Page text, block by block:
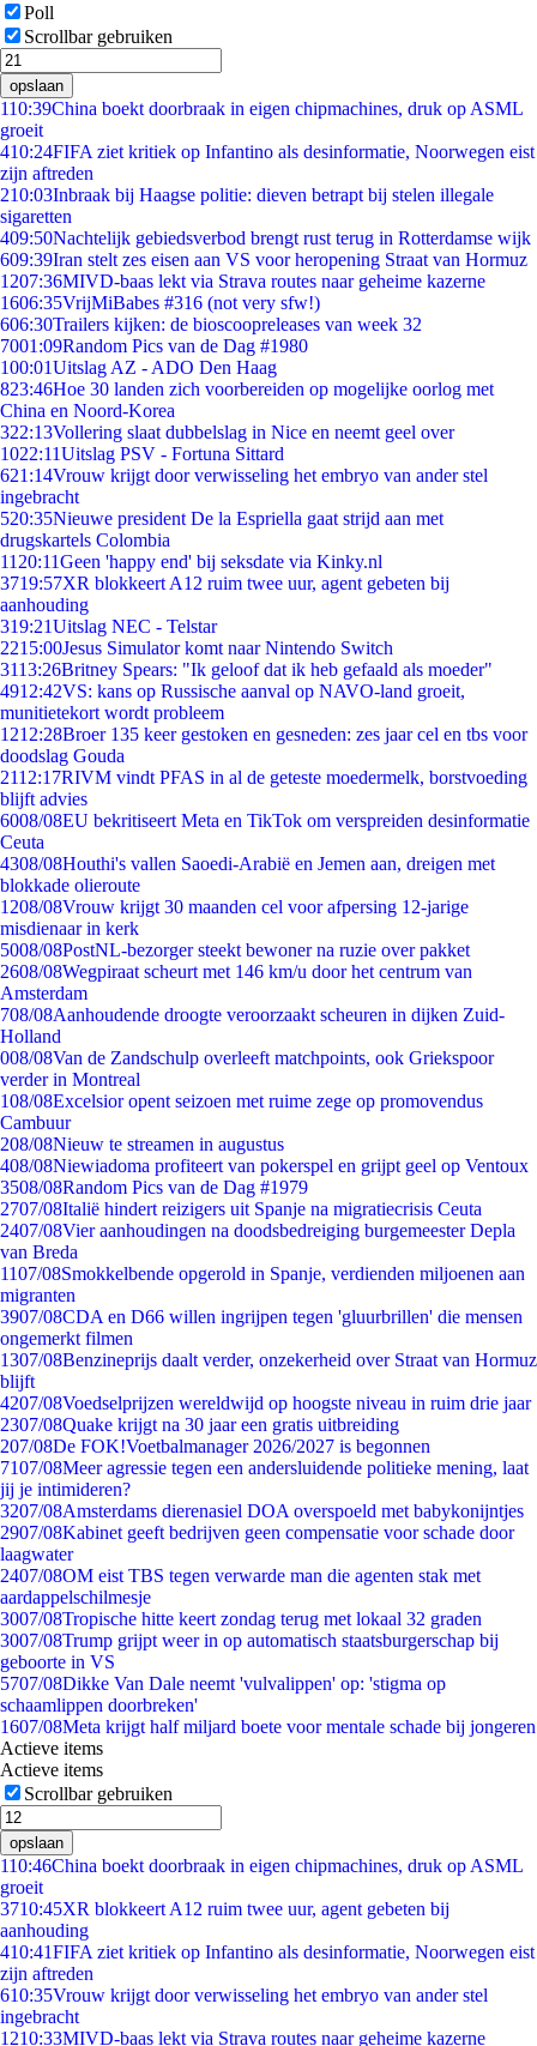
Poll
Scrollbar gebruiken
opslaan
110:39China boekt doorbraak in eigen chipmachines, druk op ASML
groeit
410:24FIFA ziet kritiek op Infantino als desinformatie, Noorwegen eist
zijn aftreden
210:03Inbraak bij Haagse politie: dieven betrapt bij stelen illegale
sigaretten
409:50Nachtelijk gebiedsverbod brengt rust terug in Rotterdamse wijk
609:39Iran stelt zes eisen aan VS voor heropening Straat van Hormuz
1207:36MIVD-baas lekt via Strava routes naar geheime kazerne
1606:35VrijMiBabes #316 (not very sfw!)
606:30Trailers kijken: de bioscoopreleases van week 32
7001:09Random Pics van de Dag #1980
100:01Uitslag AZ - ADO Den Haag
823:46Hoe 30 landen zich voorbereiden op mogelijke oorlog met
China en Noord-Korea
322:13Vollering slaat dubbelslag in Nice en neemt geel over
1022:11Uitslag PSV - Fortuna Sittard
621:14Vrouw krijgt door verwisseling het embryo van ander stel
ingebracht
520:35Nieuwe president De la Espriella gaat strijd aan met
drugskartels Colombia
11 20:11Geen 'happy end' bij seksdate via Kinky.nl
3719:57XR blokkeert A12 ruim twee uur, agent gebeten bij
aanhouding
319:21Uitslag NEC - Telstar
2215:00Jesus Simulator komt naar Nintendo Switch
3113:26Britney Spears: "Ik geloof dat ik heb gefaald als moeder"
4912:42VS: kans op Russische aanval op NAVO-land groeit,
munitietekort wordt probleem
1212:28Broer 135 keer gestoken en gesneden: zes jaar cel en tbs voor
doodslag Gouda
2112:17RIVM vindt PFAS in al de geteste moedermelk, borstvoeding
blijft advies
6008/08EU bekritiseert Meta en TikTok om verspreiden desinformatie
Ceuta
4308/08Houthi's vallen Saoedi-Arabië en Jemen aan, dreigen met
blokkade olieroute
1208/08Vrouw krijgt 30 maanden cel voor afpersing 12-jarige
misdienaar in kerk
5008/08PostNL-bezorger steekt bewoner na ruzie over pakket
2608/08Wegpiraat scheurt met 146 km/u door het centrum van
Amsterdam
708/08Aanhoudende droogte veroorzaakt scheuren in dijken Zuid-
Holland
008/08Van de Zandschulp overleeft matchpoints, ook Griekspoor
verder in Montreal
108/08Excelsior opent seizoen met ruime zege op promovendus
Cambuur
208/08Nieuw te streamen in augustus
408/08Niewiadoma profiteert van pokerspel en grijpt geel op Ventoux
3508/08Random Pics van de Dag #1979
2707/08Italië hindert reizigers uit Spanje na migratiecrisis Ceuta
2407/08Vier aanhoudingen na doodsbedreiging burgemeester Depla
van Breda
1107/08Smokkelbende opgerold in Spanje, verdienden miljoenen aan
migranten
3907/08CDA en D66 willen ingrijpen tegen 'gluurbrillen' die mensen
ongemerkt filmen
1307/08Benzineprijs daalt verder, onzekerheid over Straat van Hormuz
blijft
4207/08Voedselprijzen wereldwijd op hoogste niveau in ruim drie jaar
2307/08Quake krijgt na 30 jaar een gratis uitbreiding
207/08De FOK!Voetbalmanager 2026/2027 is begonnen
7107/08Meer agressie tegen een andersluidende politieke mening, laat
jij je intimideren?
3207/08Amsterdams dierenasiel DOA overspoeld met babykonijntjes
2907/08Kabinet geeft bedrijven geen compensatie voor schade door
laagwater
2407/08OM eist TBS tegen verwarde man die agenten stak met
aardappelschilmesje
3007/08Tropische hitte keert zondag terug met lokaal 32 graden
3007/08Trump grijpt weer in op automatisch staatsburgerschap bij
geboorte in VS
5707/08Dikke Van Dale neemt 'vulvalippen' op: 'stigma op
schaamlippen doorbreken'
1607/08Meta krijgt half miljard boete voor mentale schade bij jongeren
Actieve items
Actieve items
Scrollbar gebruiken
opslaan
110:46China boekt doorbraak in eigen chipmachines, druk op ASML
groeit
3710:45XR blokkeert A12 ruim twee uur, agent gebeten bij
aanhouding
410:41FIFA ziet kritiek op Infantino als desinformatie, Noorwegen eist
zijn aftreden
610:35Vrouw krijgt door verwisseling het embryo van ander stel
ingebracht
1210:33MIVD-baas lekt via Strava routes naar geheime kazerne